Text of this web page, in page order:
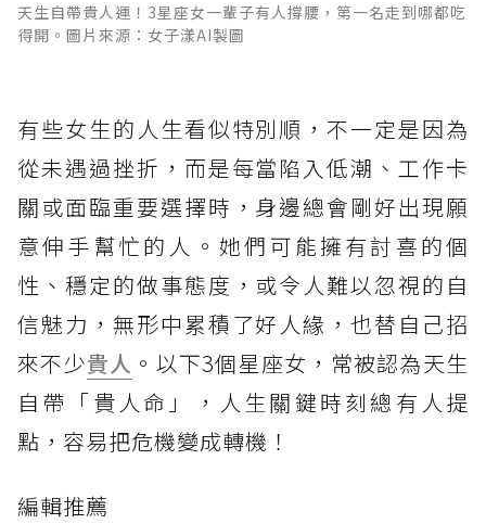
天生自帶貴人運！3星座女一輩子有人撐腰，第一名走到哪都吃
得開。圖片來源：女子漾AI製圖
有些女生的人生看似特別順，不一定是因為
從未遇過挫折，而是每當陷入低潮、工作卡
關或面臨重要選擇時，身邊總會剛好出現願
意伸手幫忙的人。她們可能擁有討喜的個
性、穩定的做事態度，或令人難以忽視的自
信魅力，無形中累積了好人緣，也替自己招
來不少貴人 。以下3個星座女，常被認為天生
自帶「貴人命」，人生關鍵時刻總有人提
點，容易把危機變成轉機！
編輯推薦